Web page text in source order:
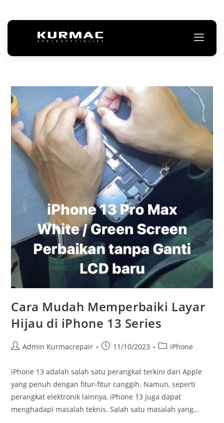
Cara Mudah Memperbaiki Layar
Hijau di iPhone 13 Series
Admin Kurmacrepair 11/10/2023 iPhone
iPhone 13 adalah salah satu perangkat terkini dari Apple
yang penuh dengan fitur-fitur canggih. Namun, seperti
perangkat elektronik lainnya, iPhone 13 juga dapat
menghadapi masalah teknis. Salah satu masalah yang…